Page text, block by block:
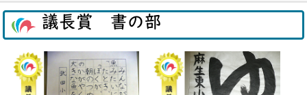
議長賞 書の部